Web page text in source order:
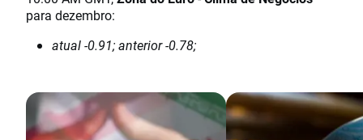
para dezembro:
atual -0.91; anterior -0.78;